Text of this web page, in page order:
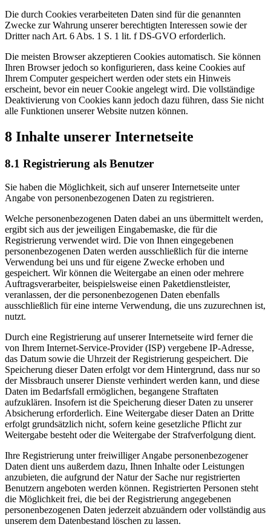
Die durch Cookies verarbeiteten Daten sind für die genannten
Zwecke zur Wahrung unserer berechtigten Interessen sowie der
Dritter nach Art. 6 Abs. 1 S. 1 lit. f DS-GVO erforderlich.
Die meisten Browser akzeptieren Cookies automatisch. Sie können
Ihren Browser jedoch so konfigurieren, dass keine Cookies auf
Ihrem Computer gespeichert werden oder stets ein Hinweis
erscheint, bevor ein neuer Cookie angelegt wird. Die vollständige
Deaktivierung von Cookies kann jedoch dazu führen, dass Sie nicht
alle Funktionen unserer Website nutzen können.
8 Inhalte unserer Internetseite
8.1 Registrierung als Benutzer
Sie haben die Möglichkeit, sich auf unserer Internetseite unter
Angabe von personenbezogenen Daten zu registrieren.
Welche personenbezogenen Daten dabei an uns übermittelt werden,
ergibt sich aus der jeweiligen Eingabemaske, die für die
Registrierung verwendet wird. Die von Ihnen eingegebenen
personenbezogenen Daten werden ausschließlich für die interne
Verwendung bei uns und für eigene Zwecke erhoben und
gespeichert. Wir können die Weitergabe an einen oder mehrere
Auftragsverarbeiter, beispielsweise einen Paketdienstleister,
veranlassen, der die personenbezogenen Daten ebenfalls
ausschließlich für eine interne Verwendung, die uns zuzurechnen ist,
nutzt.
Durch eine Registrierung auf unserer Internetseite wird ferner die
von Ihrem Internet-Service-Provider (ISP) vergebene IP-Adresse,
das Datum sowie die Uhrzeit der Registrierung gespeichert. Die
Speicherung dieser Daten erfolgt vor dem Hintergrund, dass nur so
der Missbrauch unserer Dienste verhindert werden kann, und diese
Daten im Bedarfsfall ermöglichen, begangene Straftaten
aufzuklären. Insofern ist die Speicherung dieser Daten zu unserer
Absicherung erforderlich. Eine Weitergabe dieser Daten an Dritte
erfolgt grundsätzlich nicht, sofern keine gesetzliche Pflicht zur
Weitergabe besteht oder die Weitergabe der Strafverfolgung dient.
Ihre Registrierung unter freiwilliger Angabe personenbezogener
Daten dient uns außerdem dazu, Ihnen Inhalte oder Leistungen
anzubieten, die aufgrund der Natur der Sache nur registrierten
Benutzern angeboten werden können. Registrierten Personen steht
die Möglichkeit frei, die bei der Registrierung angegebenen
personenbezogenen Daten jederzeit abzuändern oder vollständig aus
unserem dem Datenbestand löschen zu lassen.